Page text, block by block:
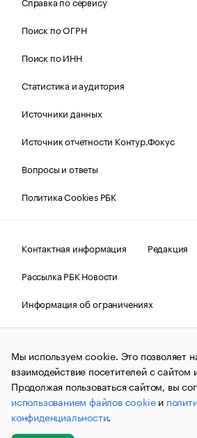
Поиск по ОГРН
Поиск по ИНН
Статистика и аудитория
Источники данных
Источник отчетности Контур.Фокус
Вопросы и ответы
Политика Cookies РБК
Контактная информация
Редакция
Рассылка РБК Новости
Информация об ограничениях
Правовая информация
О
© АО «РОСБИЗНЕСКОНСАЛТИНГ»,
и материалы информационного
(зарегистрировано Федеральной
связи, информационных технологий и
коммуникаций (Роскомнадзор)
№ФС77-63848) сопровождаются
публикации могут содержать
не предназначенную для пользователей
Мы используем cookie. Это позволяет
взаимодействие посетителей с сайтом
Продолжая пользоваться сайтом, вы
использованием файлов cookieи
конфиденциальности.